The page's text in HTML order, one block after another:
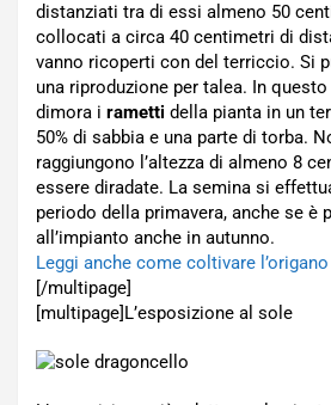
distanziati tra di essi almeno 50
collocati a circa 40 centimetri di
vanno ricoperti con del terriccio. Si
una riproduzione per talea. In
dimora i rametti della pianta in un
50% di sabbia e una parte di torba.
raggiungono l’altezza di almeno 8
essere diradate. La semina si
periodo della primavera, anche se è
all’impianto anche in autunno.
Leggi anche come coltivare l’origano
[/multipage]
[multipage]L’esposizione al sole